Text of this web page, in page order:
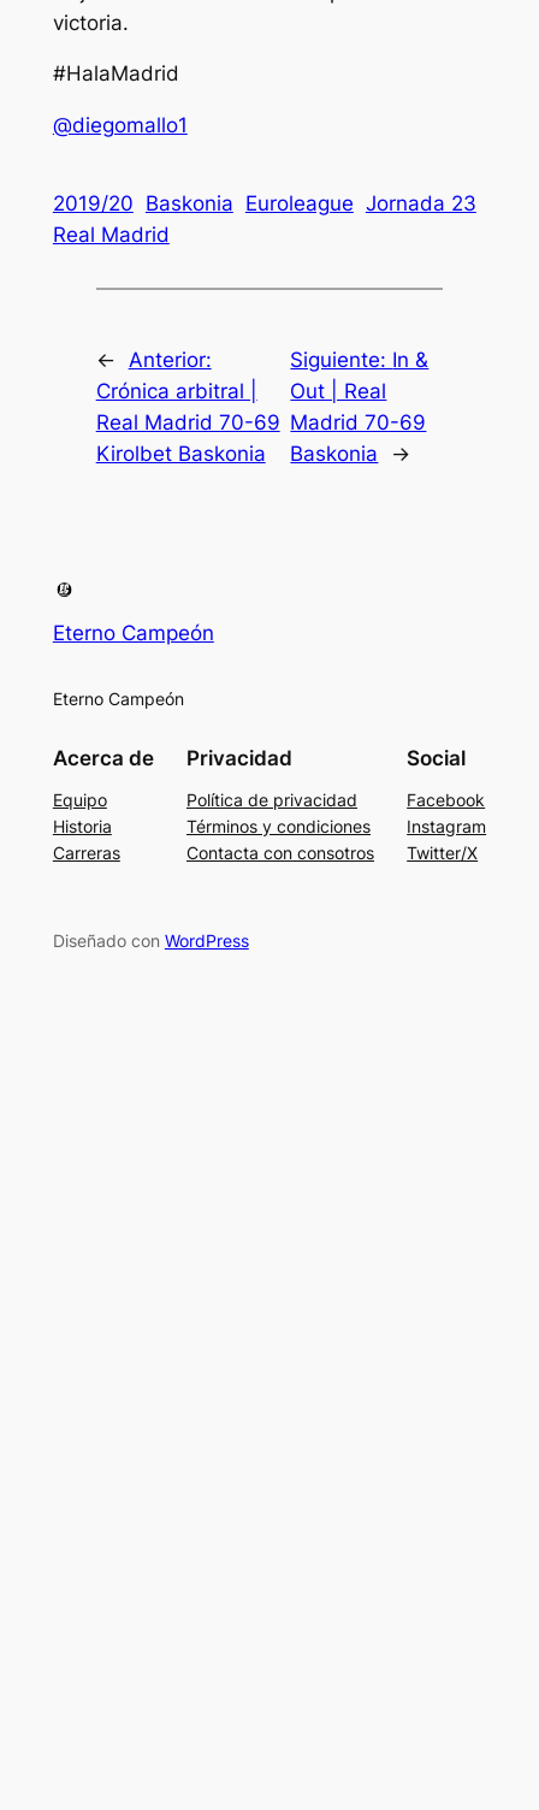
victoria.
#HalaMadrid
@diegomallo1
2019/20 Baskonia Euroleague Jornada 23
Real Madrid
← Anterior:
Crónica arbitral |
Real Madrid 70-69
Kirolbet Baskonia
Siguiente: In &
Out | Real
Madrid 70-69
Baskonia
→
Eterno Campeón
Eterno Campeón
Acerca de
Equipo
Historia
Carreras
Privacidad
Política de privacidad
Términos y condiciones
Contacta con consotros
Social
Facebook
Instagram
Twitter/X
Diseñado con WordPress